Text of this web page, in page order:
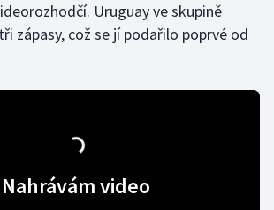
Uruguay ve skupině
zápasy, což se jí podařilo poprvé od
Nahrávám video